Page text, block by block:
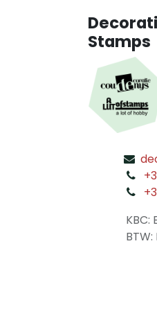
Stamps
KBC:
BTW: